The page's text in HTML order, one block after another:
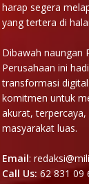
harap segera
yang tertera di
Dibawah naungan
Perusahaan ini
transformasi
komitmen untuk
akurat,
masyarakat luas.
Email:
Call Us: 62 831 09